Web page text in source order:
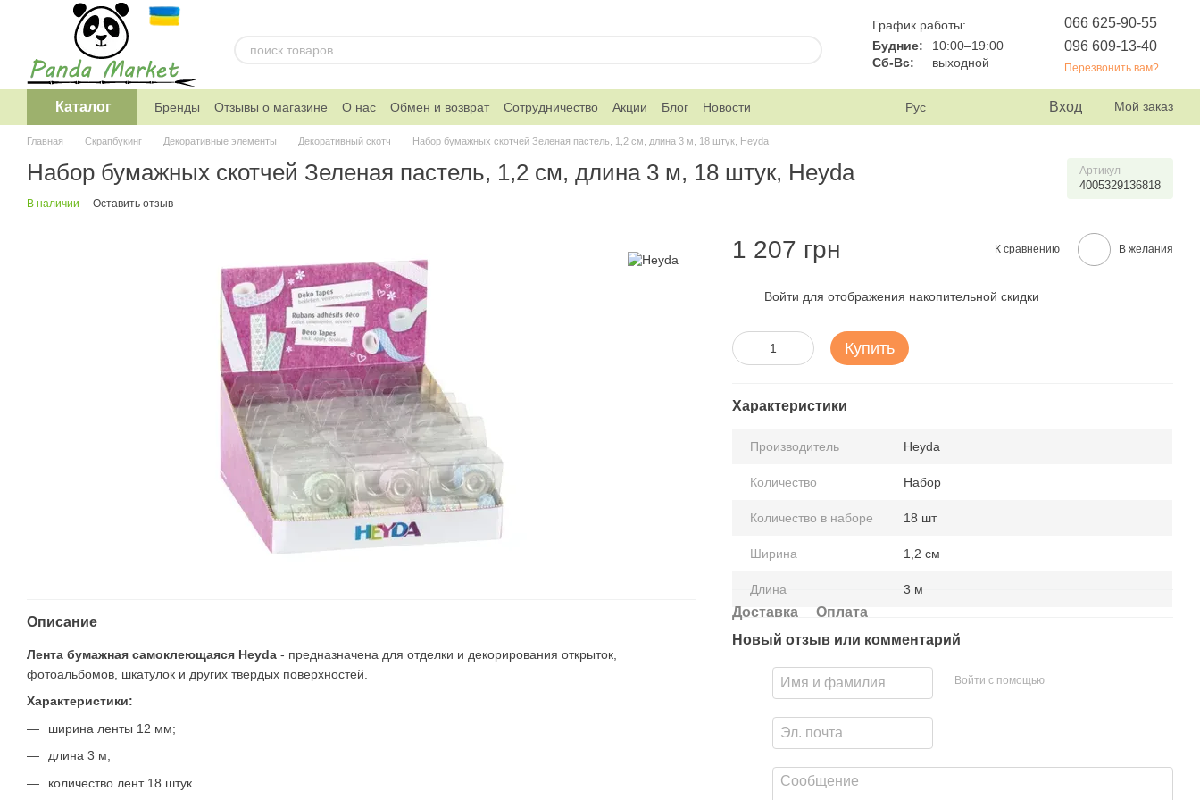
Перейти к основному контенту
График работы:
Будние:
10:00–19:00
Сб-Вс:
выходной
066 625-90-55
096 609-13-40
Перезвонить вам?
Каталог Бренды Отзывы о магазине О нас Обмен и возврат Сотрудничество Акции Блог
Новости
Telegram канал магазина
Рус Вход Мой заказ
Главная Скрапбукинг Декоративные элементы Декоративный скотч Набор бумажных скотчей Зеленая пастель, 1,2 см, длина 3 м, 18 штук, Heyda
Набор бумажных скотчей Зеленая пастель, 1,2 см, длина 3 м, 18 штук, Heyda Артикул
4005329136818
В наличии Оставить отзыв
Описание
Лента бумажная самоклеющаяся Heyda - предназначена для отделки и декорирования открыток,
фотоальбомов, шкатулок и других твердых поверхностей.
Характеристики:
ширина ленты 12 мм;
длина 3 м;
количество лент 18 штук.
1 207 грн К сравнению В желания
Войти для отображения накопительной скидки
Купить
Характеристики
Производитель Heyda
Количество Набор
Количество в наборе 18 шт
Ширина 1,2 см
Длина 3 м
Доставка
Оплата
Новый отзыв или комментарий
Войти с помощью